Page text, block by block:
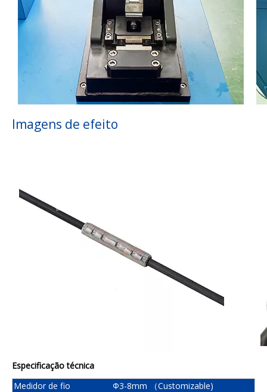
Imagens de efeito
Especificação técnica
Medidor de fio
Φ3-8mm （Customizable)